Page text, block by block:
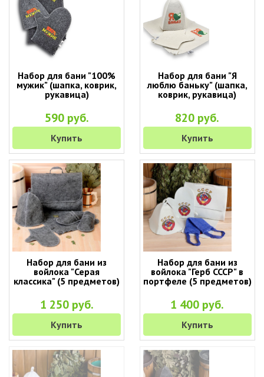
Набор для бани "100%
мужик" (шапка, коврик,
рукавица)
590 руб.
Купить
Набор для бани "Я
люблю баньку" (шапка,
коврик, рукавица)
820 руб.
Купить
Набор для бани из
войлока "Серая
классика" (5 предметов)
1 250 руб.
Купить
Набор для бани из
войлока "Герб СССР" в
портфеле (5 предметов)
1 400 руб.
Купить